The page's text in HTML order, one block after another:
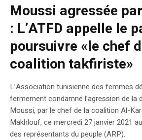
Moussi agressée
: L’ATFD appelle le
poursuivre «le chef
coalition takfiriste»
L’Association tunisienne des femmes
fermement condamné l’agression de la
Moussi, par le chef de la coalition Al-
Makhlouf, ce mercredi 27 janvier 2021
des représentants du peuple (ARP).